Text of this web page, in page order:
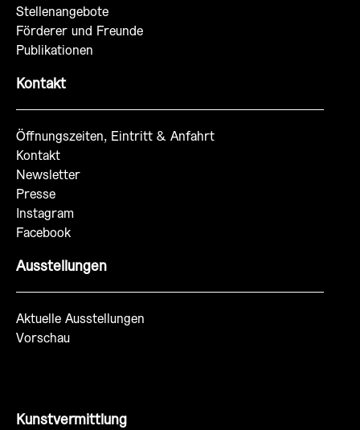
Stellenangebote
Förderer und Freunde
Publikationen
Kontakt
Öffnungszeiten, Eintritt & Anfahrt
Kontakt
Newsletter
Presse
Instagram
Facebook
Ausstellungen
Aktuelle Ausstellungen
Vorschau
Kunstvermittlung